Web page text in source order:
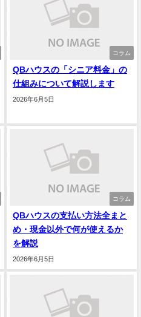
コラム
QBハウスの「シニア料金」の
仕組みについて解説します
2026年6月5日
コラム
QBハウスの支払い方法全まと
め・現金以外で何が使えるか
を解説
2026年6月5日